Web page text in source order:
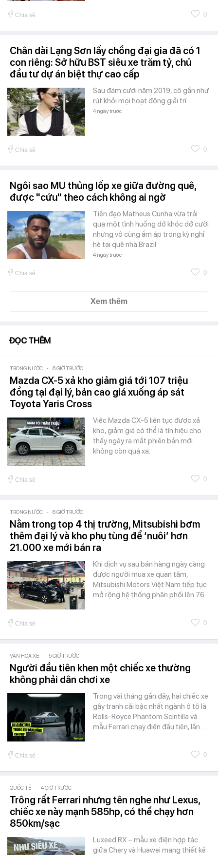
Chia sẻ 0
Chân dài Lạng Sơn lấy chồng đại gia đã có 1
con riêng: Sở hữu BST siêu xe trăm tỷ, chủ
đầu tư dự án biệt thự cao cấp
Sau đám cưới năm 2019, cô gần như
rút khỏi mọi hoạt động giải trí.
4 ngày trước
Chia sẻ 0
Ngôi sao MU thủng lốp xe giữa đường quê,
được "cứu" theo cách không ai ngờ
Tiền đạo Matheus Cunha vừa trải
qua một tình huống dở khóc dở cười
nhưng vô cùng ấm áp trong kỳ nghỉ
hè tại quê nhà Brazil
4 ngày trước
Chia sẻ 0
Xem thêm
ĐỌC THÊM
TRONG NƯỚC - 6 GIỜ TRƯỚC
Mazda CX-5 xả kho giảm giá tới 107 triệu
đồng tại đại lý, bản cao giá xuống áp sát
Toyota Yaris Cross
Việc Mazda CX-5 liên tục được xả
kho, giảm giá có thể là tín hiệu cho
thấy ngày ra mắt phiên bản mới
không còn quá xa.
Chia sẻ 0
TRONG NƯỚC - 6 GIỜ TRƯỚC
Nằm trong top 4 thị trường, Mitsubishi bơm
thêm đại lý và kho phụ tùng để ‘nuôi’ hơn
21.000 xe mới bán ra
Khi dịch vụ sau bán hàng ngày càng
được người mua xe quan tâm,
Mitsubishi Motors Việt Nam tiếp tục
mở rộng hệ thống phân phối lên 76…
Chia sẻ 0
VĂN HÓA XE - 5 GIỜ TRƯỚC
Người đầu tiên khen một chiếc xe thường
không phải dân chơi xe
Trong vài tháng gần đây, hai chiếc xe
gây tranh cãi bậc nhất ngành ô tô là
Rolls-Royce Phantom Scintilla và
mẫu Ferrari chạy điện đầu tiên, lần…
Chia sẻ 0
QUỐC TẾ - 4 GIỜ TRƯỚC
Trông rất Ferrari nhưng tên nghe như Lexus,
chiếc xe này mạnh 585hp, có thể chạy hơn
850km/sạc
Luxeed RX – mẫu xe điện hợp tác
giữa Chery và Huawei mang thiết kế